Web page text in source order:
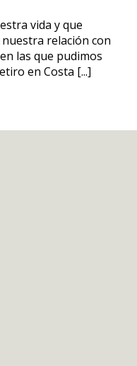
vida y que
relación con
las que pudimos
en Costa [...]